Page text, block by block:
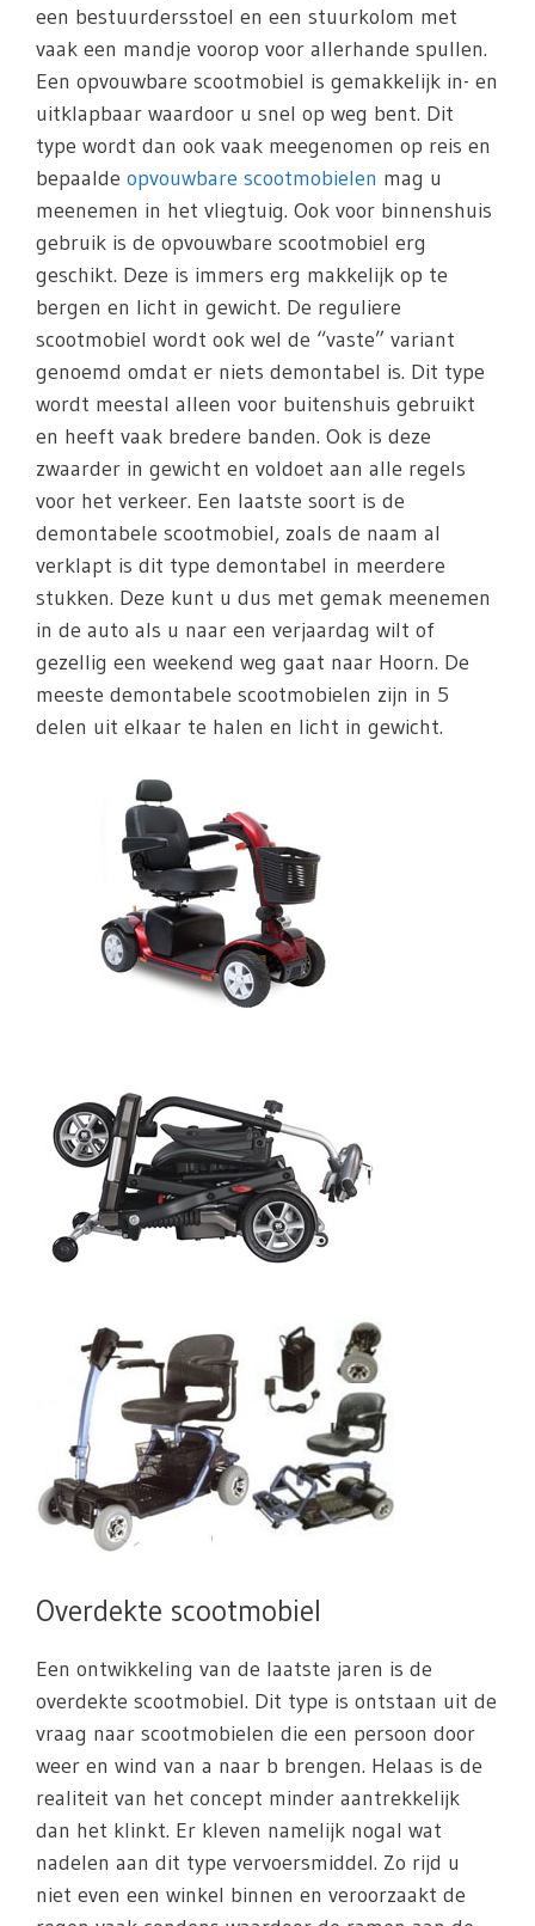
een bestuurdersstoel en een stuurkolom met
vaak een mandje voorop voor allerhande spullen.
Een opvouwbare scootmobiel is gemakkelijk in- en
uitklapbaar waardoor u snel op weg bent. Dit
type wordt dan ook vaak meegenomen op reis en
bepaalde opvouwbare scootmobielen mag u
meenemen in het vliegtuig. Ook voor binnenshuis
gebruik is de opvouwbare scootmobiel erg
geschikt. Deze is immers erg makkelijk op te
bergen en licht in gewicht. De reguliere
scootmobiel wordt ook wel de “vaste” variant
genoemd omdat er niets demontabel is. Dit type
wordt meestal alleen voor buitenshuis gebruikt
en heeft vaak bredere banden. Ook is deze
zwaarder in gewicht en voldoet aan alle regels
voor het verkeer. Een laatste soort is de
demontabele scootmobiel, zoals de naam al
verklapt is dit type demontabel in meerdere
stukken. Deze kunt u dus met gemak meenemen
in de auto als u naar een verjaardag wilt of
gezellig een weekend weg gaat naar Hoorn. De
meeste demontabele scootmobielen zijn in 5
delen uit elkaar te halen en licht in gewicht.
Overdekte scootmobiel
Een ontwikkeling van de laatste jaren is de
overdekte scootmobiel. Dit type is ontstaan uit de
vraag naar scootmobielen die een persoon door
weer en wind van a naar b brengen. Helaas is de
realiteit van het concept minder aantrekkelijk
dan het klinkt. Er kleven namelijk nogal wat
nadelen aan dit type vervoersmiddel. Zo rijd u
niet even een winkel binnen en veroorzaakt de